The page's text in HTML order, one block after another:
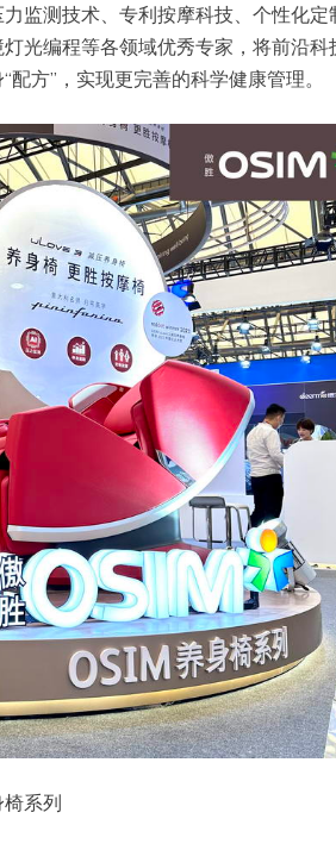
监测技术、专利按摩科技、个性化定
光编程等各领域优秀专家，将前沿科
方”，实现更完善的科学健康管理。
系列